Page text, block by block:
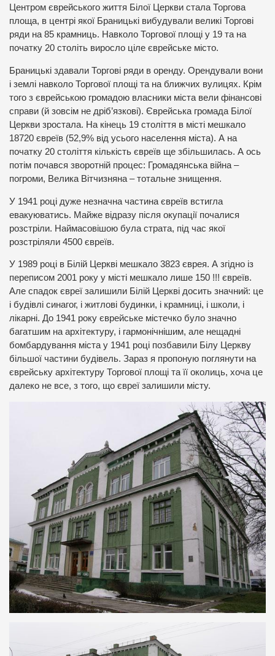
Центром єврейського життя Білої Церкви стала Торгова
площа, в центрі якої Браницькі вибудували великі Торгові
ряди на 85 крамниць. Навколо Торгової площі у 19 та на
початку 20 століть виросло ціле єврейське місто.
Браницькі здавали Торгові ряди в оренду. Орендували вони
і землі навколо Торгової площі та на ближчих вулицях. Крім
того з єврейською громадою власники міста вели фінансові
справи (й зовсім не дріб’язкові). Єврейська громада Білої
Церкви зростала. На кінець 19 століття в місті мешкало
18720 євреїв (52,9% від усього населення міста). А на
початку 20 століття кількість євреїв ще збільшилась. А ось
потім почався зворотній процес: Громадянська війна –
погроми, Велика Вітчизняна – тотальне знищення.
У 1941 році дуже незначна частина євреїв встигла
евакуюватись. Майже відразу після окупації почалися
розстріли. Наймасовішою була страта, під час якої
розстріляли 4500 євреїв.
У 1989 році в Білій Церкві мешкало 3823 єврея. А згідно із
переписом 2001 року у місті мешкало лише 150 !!! євреїв.
Але спадок євреї залишили Білій Церкві досить значний: це
і будівлі синагог, і житлові будинки, і крамниці, і школи, і
лікарні. До 1941 року єврейське містечко було значно
багатшим на архітектуру, і гармонічнішим, але нещадні
бомбардування міста у 1941 році позбавили Білу Церкву
більшої частини будівель. Зараз я пропоную поглянути на
єврейську архітектуру Торгової площі та її околиць, хоча це
далеко не все, з того, що євреї залишили місту.